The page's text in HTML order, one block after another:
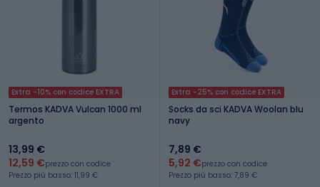
Extra -10% con codice EXTRA
Termos KADVA Vulcan 1000 ml
argento
13,99 €
12,59 €prezzo con codice
Prezzo più basso: 11,99 €
Extra -25% con codice EXTRA
Socks da sci KADVA Woolan blu
navy
7,89 €
5,92 €prezzo con codice
Prezzo più basso: 7,89 €